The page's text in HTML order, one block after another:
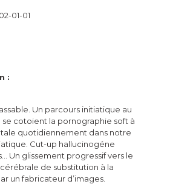
01-01
:
Un parcours initiatique au
cotoient la pornographie soft à
quotidiennement dans notre
Cut-up hallucinogéne
Un glissement progressif vers le
de substitution à la
un fabricateur d’images.